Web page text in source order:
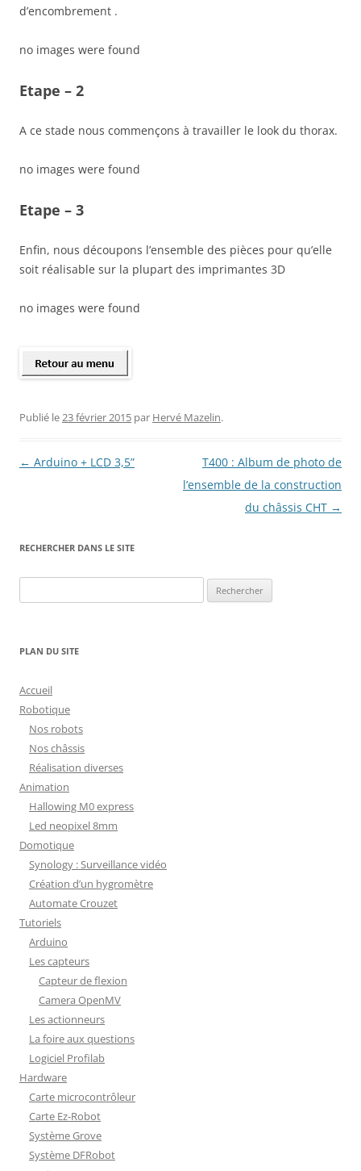
d’encombrement .
no images were found
Etape – 2
A ce stade nous commençons à travailler le look du thorax.
no images were found
Etape – 3
Enfin, nous découpons l’ensemble des pièces pour qu’elle
soit réalisable sur la plupart des imprimantes 3D
no images were found
Publié le 23 février 2015 par Hervé Mazelin.
Navigation
← Arduino + LCD 3,5”
T400 : Album de photo de
l’ensemble de la construction
du châssis CHT →
RECHERCHER DANS LE SITE
PLAN DU SITE
Accueil
Robotique
Nos robots
Nos châssis
Réalisation diverses
Animation
Hallowing M0 express
Led neopixel 8mm
Domotique
Synology : Surveillance vidéo
Création d’un hygromètre
Automate Crouzet
Tutoriels
Arduino
Les capteurs
Capteur de flexion
Camera OpenMV
Les actionneurs
La foire aux questions
Logiciel Profilab
Hardware
Carte microcontrôleur
Carte Ez-Robot
Système Grove
Système DFRobot